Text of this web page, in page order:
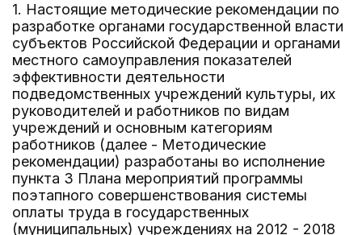
1. Настоящие методические рекомендации по
разработке органами государственной власти
субъектов Российской Федерации и органами
местного самоуправления показателей
эффективности деятельности
подведомственных учреждений культуры, их
руководителей и работников по видам
учреждений и основным категориям
работников (далее - Методические
рекомендации) разработаны во исполнение
пункта 3 Плана мероприятий программы
поэтапного совершенствования системы
оплаты труда в государственных
(муниципальных) учреждениях на 2012 - 2018